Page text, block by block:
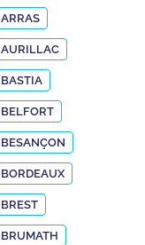
ARRAS
AURILLAC
BASTIA
BELFORT
BESANÇON
BORDEAUX
BREST
BRUMATH